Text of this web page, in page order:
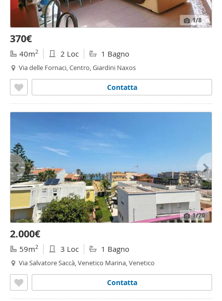
1/8
370€
40m2 2 Loc 1 Bagno
Via delle Fornaci, Centro, Giardini Naxos
Contatta
1/20
2.000€
59m2 3 Loc 1 Bagno
Via Salvatore Saccà, Venetico Marina, Venetico
Contatta